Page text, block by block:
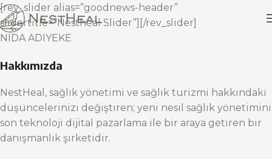
[rev_slider alias=”goodnews-header”
slidertitle=”Nestheal Slider”][/rev_slider]
NİDA ADIYEKE
Hakkımızda
NestHeal, sağlık yönetimi ve sağlık turizmi hakkındaki
düşüncelerinizi değiştiren; yeni nesil sağlık yönetimini
son teknoloji dijital pazarlama ile bir araya getiren bir
danışmanlık şirketidir.